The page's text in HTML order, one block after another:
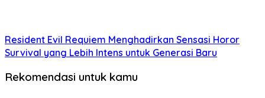
Resident Evil Requiem Menghadirkan Sensasi Horor
Survival yang Lebih Intens untuk Generasi Baru
Rekomendasi untuk kamu